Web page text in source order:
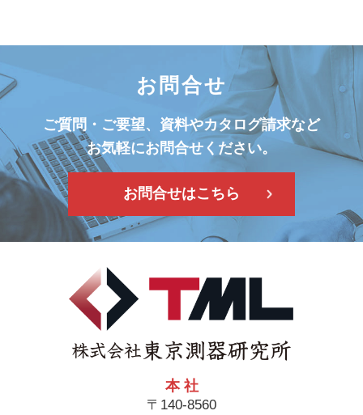
お問合せ
ご質問・ご要望、資料やカタログ請求など
お気軽にお問合せください。
お問合せはこちら
本 社
〒140-8560